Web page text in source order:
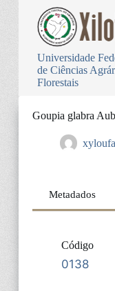
Universidade
de Ciências
Florestais
Goupia glabra
Metadados
Código
0138